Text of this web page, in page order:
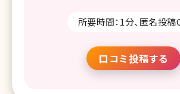
所要時間：1分、匿名投稿
口コミ投稿する